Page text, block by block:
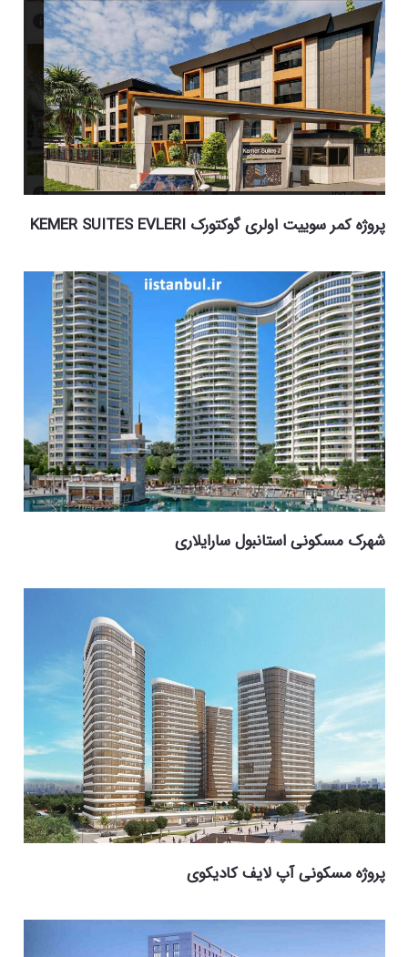
پرو‌ژه کمر سويیت اولری گوکتورک KEMER SUITES EVLERI
شهرک مسکونی استانبول سارایلاری
پروژه مسکونی آپ لایف کادیکوی